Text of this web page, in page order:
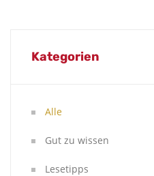
Kategorien
Alle
Gut zu wissen
Lesetipps